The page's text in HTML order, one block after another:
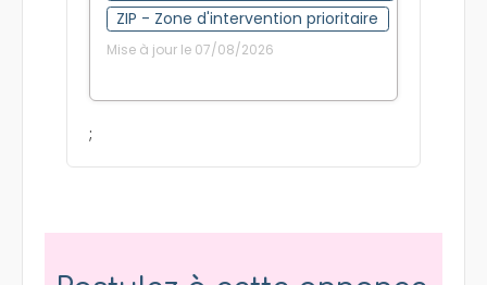
FRR - France Ruralités Revitalisation
ZIP - Zone d'intervention prioritaire
;